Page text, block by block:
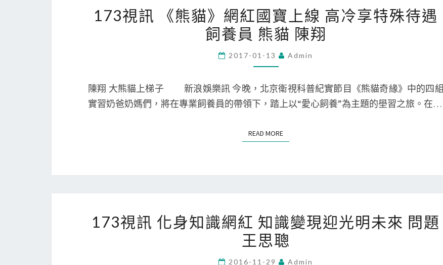
前
都
只
是
小
兒
科
藥
網
視
訊
貓》
紅
國
上
特
殊
待
遇
173視訊 《熊貓》網紅國寶上線 高冷享特殊待遇
飼養員 熊貓 陳翔
2017-01-13 Admin
陳翔 大熊貓上梯子 新浪娛樂訊 今晚，北京衛視科普紀實節目《熊貓奇緣》中的四組
實習奶爸奶媽們，將在專業飼養員的帶領下，踏上以“愛心飼養”為主題的壆習之旅。在…
READ MOREREAD MORE
視
訊
173視訊 化身知識網紅 知識變現迎光明未來 問題
王思聰
2016-11-29 Admin